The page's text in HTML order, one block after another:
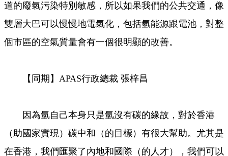
道的廢氣污染特別敏感，所以如果我們的公共交通，像
雙層大巴可以慢慢地電氣化，包括氫能源跟電池，對整
個市區的空氣質量會有一個很明顯的改善。
【同期】APAS行政總裁 張梓昌
因為氫自己本身只是氫沒有碳的緣故，對於香港
（助國家實現）碳中和（的目標）有很大幫助。尤其是
在香港，我們匯聚了內地和國際（的人才），我們可以